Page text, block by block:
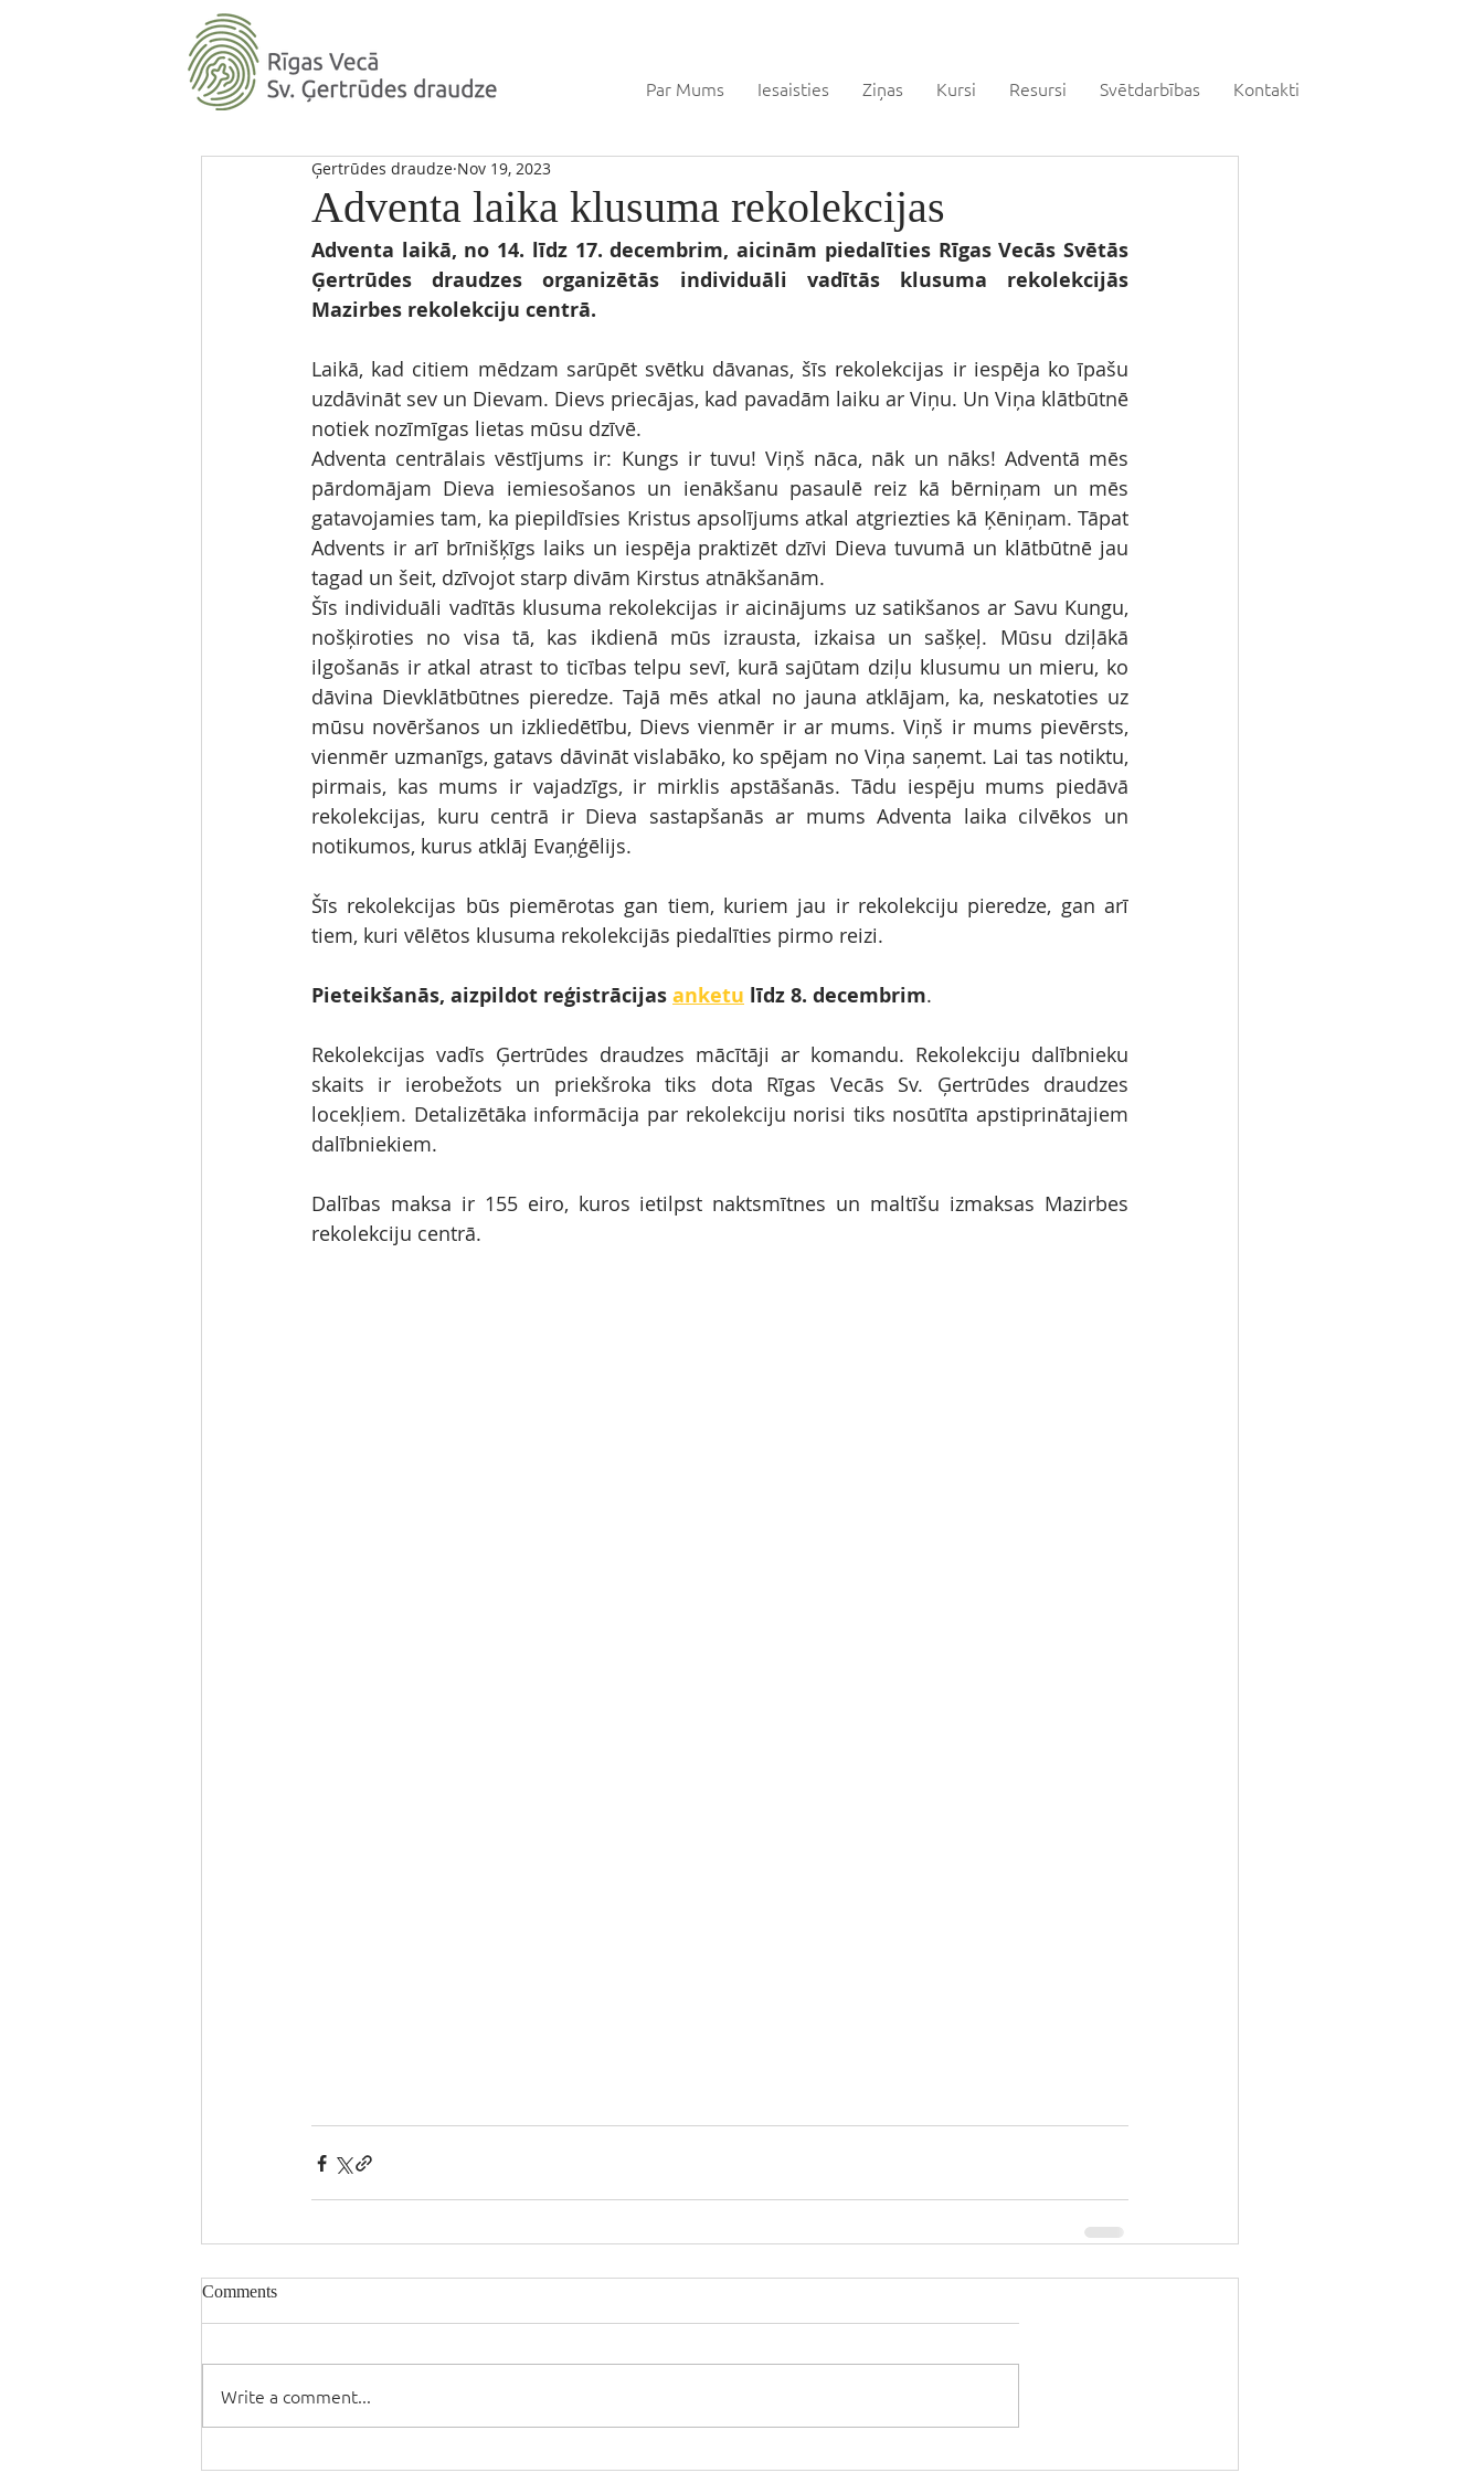
Par Mums Iesaisties Ziņas Kursi Resursi Svētdarbības Kontakti
Adventa laika klusuma rekolekcijas
Ģertrūdes draudze Nov 19, 2023
Adventa laikā, no 14. līdz 17. decembrim, aicinām piedalīties Rīgas Vecās Svētās
Ģertrūdes draudzes organizētās individuāli vadītās klusuma rekolekcijās
Mazirbes rekolekciju centrā.
Laikā, kad citiem mēdzam sarūpēt svētku dāvanas, šīs rekolekcijas ir iespēja ko īpašu
uzdāvināt sev un Dievam. Dievs priecājas, kad pavadām laiku ar Viņu. Un Viņa klātbūtnē
notiek nozīmīgas lietas mūsu dzīvē.
Adventa centrālais vēstījums ir: Kungs ir tuvu! Viņš nāca, nāk un nāks! Adventā mēs
pārdomājam Dieva iemiesošanos un ienākšanu pasaulē reiz kā bērniņam un mēs
gatavojamies tam, ka piepildīsies Kristus apsolījums atkal atgriezties kā Ķēniņam. Tāpat
Advents ir arī brīnišķīgs laiks un iespēja praktizēt dzīvi Dieva tuvumā un klātbūtnē jau
tagad un šeit, dzīvojot starp divām Kirstus atnākšanām.
Šīs individuāli vadītās klusuma rekolekcijas ir aicinājums uz satikšanos ar Savu Kungu,
nošķiroties no visa tā, kas ikdienā mūs izrausta, izkaisa un sašķeļ. Mūsu dziļākā
ilgošanās ir atkal atrast to ticības telpu sevī, kurā sajūtam dziļu klusumu un mieru, ko
dāvina Dievklātbūtnes pieredze. Tajā mēs atkal no jauna atklājam, ka, neskatoties uz
mūsu novēršanos un izkliedētību, Dievs vienmēr ir ar mums. Viņš ir mums pievērsts,
vienmēr uzmanīgs, gatavs dāvināt vislabāko, ko spējam no Viņa saņemt. Lai tas notiktu,
pirmais, kas mums ir vajadzīgs, ir mirklis apstāšanās. Tādu iespēju mums piedāvā
rekolekcijas, kuru centrā ir Dieva sastapšanās ar mums Adventa laika cilvēkos un
notikumos, kurus atklāj Evaņģēlijs.
Šīs rekolekcijas būs piemērotas gan tiem, kuriem jau ir rekolekciju pieredze, gan arī
tiem, kuri vēlētos klusuma rekolekcijās piedalīties pirmo reizi.
Pieteikšanās, aizpildot reģistrācijas anketu līdz 8. decembrim.
Rekolekcijas vadīs Ģertrūdes draudzes mācītāji ar komandu. Rekolekciju dalībnieku
skaits ir ierobežots un priekšroka tiks dota Rīgas Vecās Sv. Ģertrūdes draudzes
locekļiem. Detalizētāka informācija par rekolekciju norisi tiks nosūtīta apstiprinātajiem
dalībniekiem.
Dalības maksa ir 155 eiro, kuros ietilpst naktsmītnes un maltīšu izmaksas Mazirbes
rekolekciju centrā.
Comments
Write a comment...